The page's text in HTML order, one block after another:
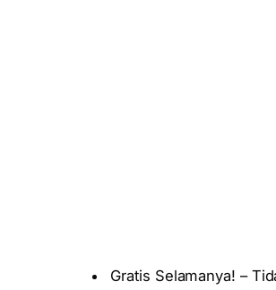
Gratis Selamanya! –